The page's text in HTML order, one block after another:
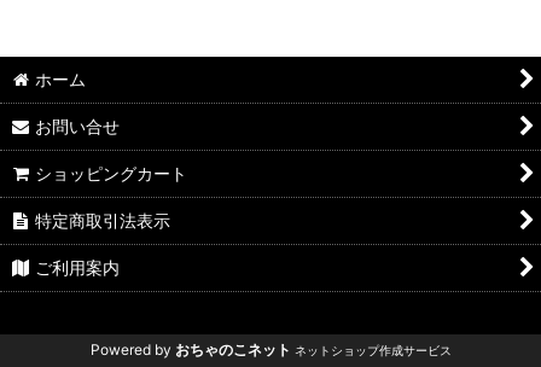
ホーム
お問い合せ
ショッピングカート
特定商取引法表示
ご利用案内
Powered by おちゃのこネット ネットショップ作成サービス